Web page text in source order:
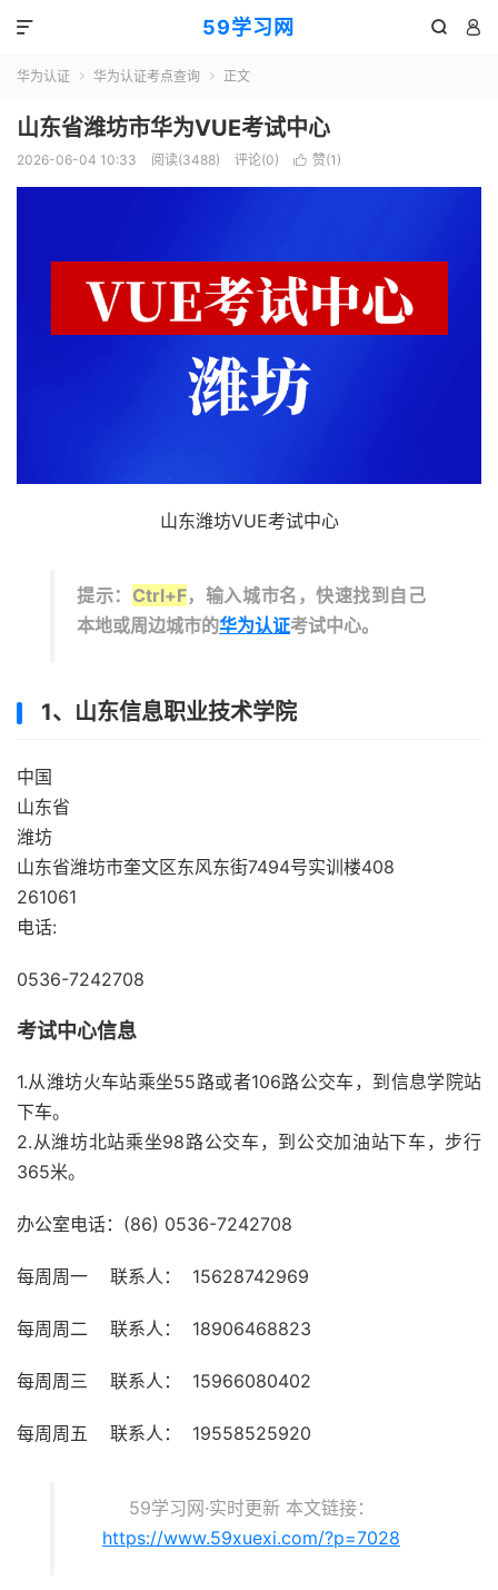
59学习网  

华为认证  华为认证考点查询  正文
山东省潍坊市华为VUE考试中心
2026-06-04 10:33 阅读(3488) 评论(0)  赞(1 )
山东潍坊VUE考试中心
提示： Ctrl+F，输入城市名，快速找到自己
本地或周边城市的华为认证考试中心。
1、山东信息职业技术学院
中国
山东省
潍坊
山东省潍坊市奎文区东风东街7494号实训楼408
261061
电话:
0536-7242708
考试中心信息
1.从潍坊火车站乘坐55路或者106路公交车，到信息学院站
下车。
2.从潍坊北站乘坐98路公交车，到公交加油站下车，步行
365米。
办公室电话：(86) 0536-7242708
每周周一 联系人： 15628742969
每周周二 联系人： 18906468823
每周周三 联系人： 15966080402
每周周五 联系人： 19558525920
59学习网·实时更新 本文链接：
https://www.59xuexi.com/?p=7028